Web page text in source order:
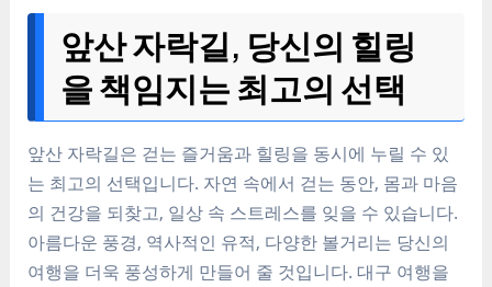
앞산 자락길, 당신의 힐링
을 책임지는 최고의 선택
앞산 자락길은 걷는 즐거움과 힐링을 동시에 누릴 수 있
는 최고의 선택입니다. 자연 속에서 걷는 동안, 몸과 마음
의 건강을 되찾고, 일상 속 스트레스를 잊을 수 있습니다.
아름다운 풍경, 역사적인 유적, 다양한 볼거리는 당신의
여행을 더욱 풍성하게 만들어 줄 것입니다. 대구 여행을